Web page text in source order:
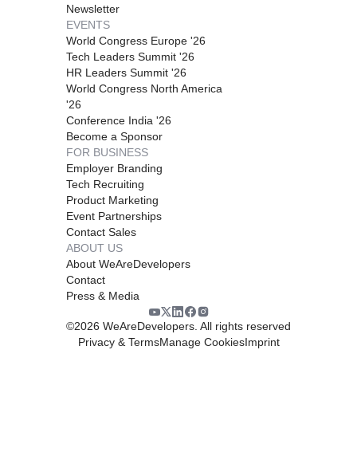
Newsletter
EVENTS
World Congress Europe '26
Tech Leaders Summit '26
HR Leaders Summit '26
World Congress North America
'26
Conference India '26
Become a Sponsor
FOR BUSINESS
Employer Branding
Tech Recruiting
Product Marketing
Event Partnerships
Contact Sales
ABOUT US
About WeAreDevelopers
Contact
Press & Media
©2026 WeAreDevelopers. All rights reserved
Privacy & TermsManage CookiesImprint